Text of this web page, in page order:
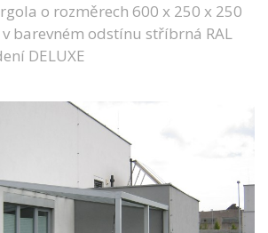
o rozměrech 600 x 250 x 250
v barevném odstínu stříbrná RAL
DELUXE